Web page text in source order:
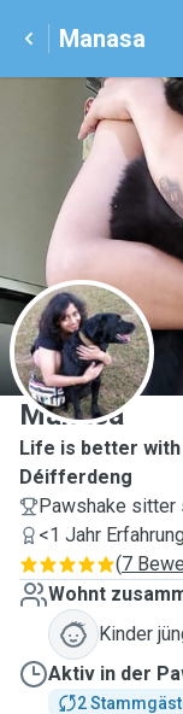
Manasa
M
Manasa
Life is better with
Déifferdeng
Pawshake sitter
<1 Jahr
(7
Wohnt
Kinder
Aktiv in der
2